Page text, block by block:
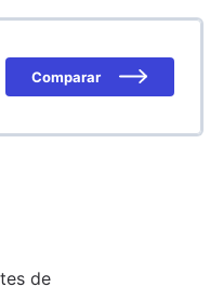
Comparar
de